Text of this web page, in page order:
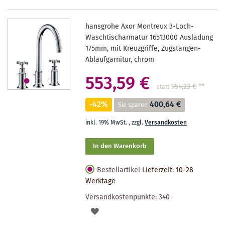
hansgrohe Axor Montreux 3-Loch-
Waschtischarmatur 16513000 Ausladung
175mm, mit Kreuzgriffe, Zugstangen-
Ablaufgarnitur, chrom
553,59 € statt 954,23 €**
-42% Sie sparen 400,64 €
inkl. 19% MwSt.,zzgl.Versandkosten
In den Warenkorb
Bestellartikel Lieferzeit: 10-28
Werktage
Versandkostenpunkte:340
AUF